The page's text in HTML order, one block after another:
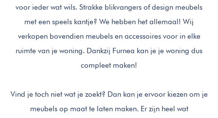
voor ieder wat wils. Strakke blikvangers of design meubels
met een speels kantje? We hebben het allemaal! Wij
verkopen bovendien meubels en accessoires voor in elke
ruimte van je woning. Dankzij Furnea kan je je woning dus
compleet maken!
Vind je toch niet wat je zoekt? Dan kan je ervoor kiezen om je
meubels op maat te laten maken. Er zijn heel wat